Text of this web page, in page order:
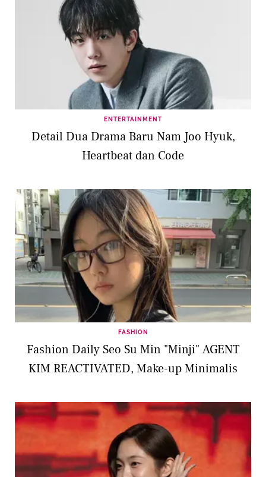
ENTERTAINMENT
Detail Dua Drama Baru Nam Joo Hyuk,
Heartbeat dan Code
FASHION
Fashion Daily Seo Su Min "Minji" AGENT
KIM REACTIVATED, Make-up Minimalis